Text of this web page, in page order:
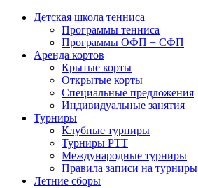
Детская школа тенниса
Программы тенниса
Программы ОФП + СФП
Аренда кортов
Крытые корты
Открытые корты
Специальные предложения
Индивидуальные занятия
Турниры
Клубные турниры
Турниры РТТ
Международные турниры
Правила записи на турниры
Летние сборы